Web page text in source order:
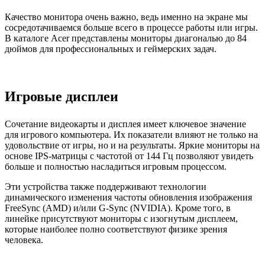
Качество монитора очень важно, ведь именно на экране мы
сосредотачиваемся больше всего в процессе работы или игры.
В каталоге Acer представлены мониторы диагональю до 84
дюймов для профессиональных и геймерских задач.
Игровые дисплеи
Сочетание видеокарты и дисплея имеет ключевое значение
для игрового компьютера. Их показатели влияют не только на
удовольствие от игры, но и на результаты. Яркие мониторы на
основе IPS-матрицы с частотой от 144 Гц позволяют увидеть
больше и полностью насладиться игровым процессом.
Эти устройства также поддерживают технологии
динамического изменения частоты обновления изображения
FreeSync (AMD) и/или G-Sync (NVIDIA). Кроме того, в
линейке присутствуют мониторы с изогнутым дисплеем,
которые наиболее полно соответствуют физике зрения
человека.